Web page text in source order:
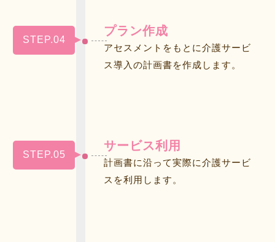
STEP.04
プラン作成
アセスメントをもとに介護サービ
ス導入の計画書を作成します。
STEP.05
サービス利用
計画書に沿って実際に介護サービ
スを利用します。